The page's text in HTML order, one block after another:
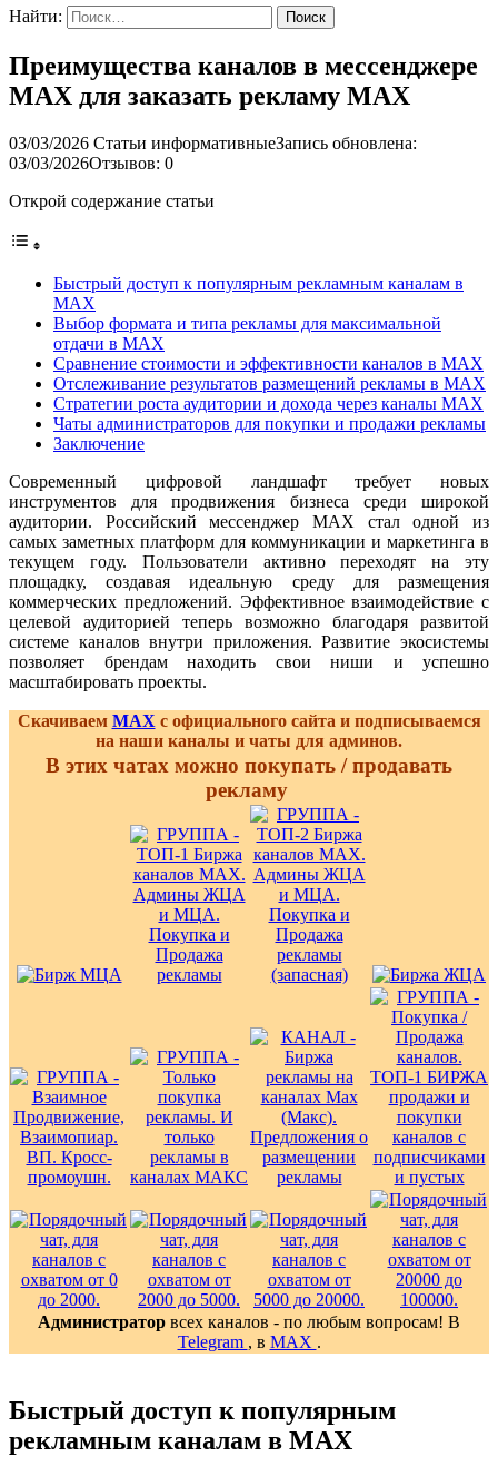
Найти:
Преимущества каналов в мессенджере
MAX для заказать рекламу MAX
03/03/2026 Статьи информативныеЗапись обновлена:
03/03/2026Отзывов: 0
Открой содержание статьи
Быстрый доступ к популярным рекламным каналам в
MAX
Выбор формата и типа рекламы для максимальной
отдачи в MAX
Сравнение стоимости и эффективности каналов в MAX
Отслеживание результатов размещений рекламы в MAX
Стратегии роста аудитории и дохода через каналы MAX
Чаты администраторов для покупки и продажи рекламы
Заключение
Современный цифровой ландшафт требует новых
инструментов для продвижения бизнеса среди широкой
аудитории. Российский мессенджер MAX стал одной из
самых заметных платформ для коммуникации и маркетинга в
текущем году. Пользователи активно переходят на эту
площадку, создавая идеальную среду для размещения
коммерческих предложений. Эффективное взаимодействие с
целевой аудиторией теперь возможно благодаря развитой
системе каналов внутри приложения. Развитие экосистемы
позволяет брендам находить свои ниши и успешно
масштабировать проекты.
Скачиваем MAX с официального сайта и подписываемся
на наши каналы и чаты для админов.
В этих чатах можно покупать / продавать
рекламу
Администратор всех каналов - по любым вопросам! В
Telegram , в MAX .
Быстрый доступ к популярным
рекламным каналам в MAX